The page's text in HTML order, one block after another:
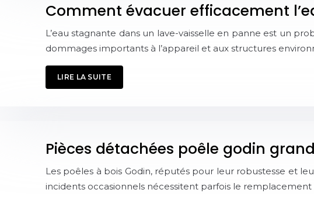
Comment évacuer efficacement
L’eau stagnante dans un lave-vaisselle en panne est un
dommages importants à l’appareil et aux structures
LIRE LA SUITE
Pièces détachées poêle godin
Les poêles à bois Godin, réputés pour leur robustesse et
incidents occasionnels nécessitent parfois le